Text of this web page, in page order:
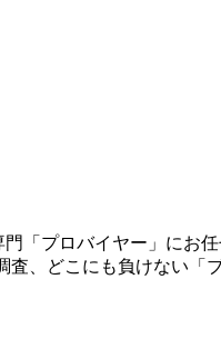
「プロバイヤー」にお任
、どこにも負けない「